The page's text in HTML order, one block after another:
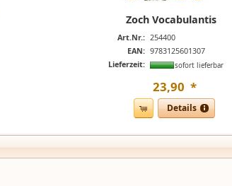
Zoch Vocabulantis
Art.Nr.: 254400
EAN: 9783125601307
Lieferzeit:
sofort lieferbar
23,90 *
Details